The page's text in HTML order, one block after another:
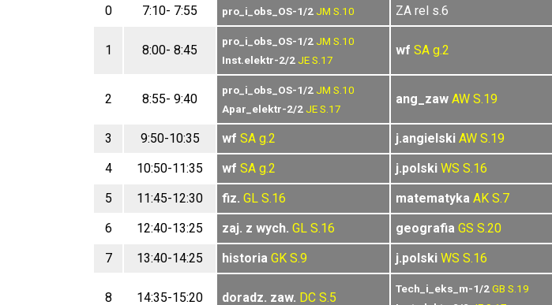
0
7:10- 7:55 pro_i_obs_OS-1/2 JM S.10 ZA rel s.6
1 8:00- 8:45
pro_i_obs_OS-1/2 JM S.10
Inst.elektr-2/2 JES.17
wf SA g.2
2 8:55- 9:40
pro_i_obs_OS-1/2 JM S.10
Apar_elektr-2/2 JES.17
ang_zaw AW S.19
3 9:50-10:35 wf SA g.2 j.angielski AW S.19
4
10:50-11:35 wf SA g.2 j.polski WS S.16
5
11:45-12:30 fiz. GL S.16 matematyka AK S.7
6
12:40-13:25 zaj. z wych. GL S.16 geografia GS S.20
7 13:40-14:25 historia GK S.9 j.polski WS S.16
8 14:35-15:20 doradz. zaw. DC S.5
Tech_i_eks_m-1/2GB S.19